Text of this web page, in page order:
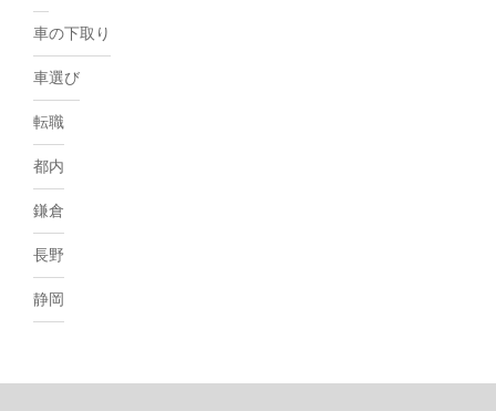
車の下取り
車選び
転職
都内
鎌倉
長野
静岡